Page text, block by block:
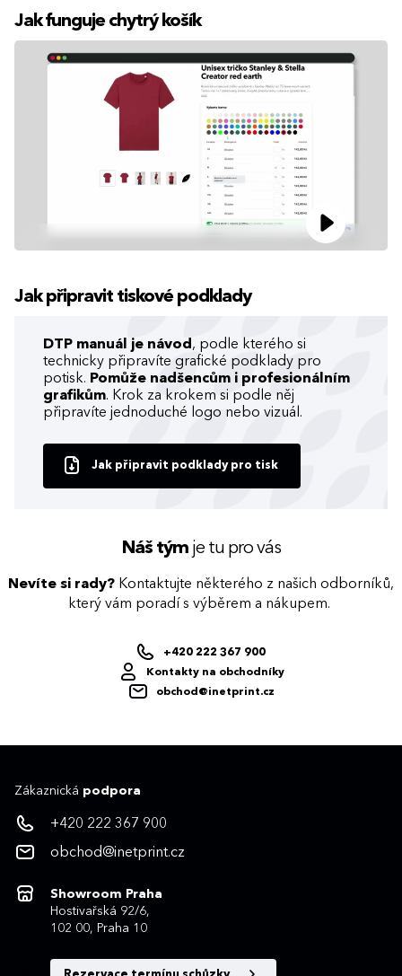
Jak funguje chytrý košík
Jak připravit tiskové podklady
DTP manuál je návod , podle kterého si
technicky připravíte grafické podklady pro
potisk. Pomůže nadšencům i profesionálním
grafikům. Krok za krokem si podle něj
připravíte jednoduché logo nebo vizuál.
Jak připravit podklady pro tisk
Náš týmje tu pro vás
Nevíte si rady? Kontaktujte některého z našich odborníků,
který vám poradí s výběrem a nákupem.
+420 222 367 900
Kontakty na obchodníky
obchod@inetprint.cz
Zákaznická podpora
+420 222 367 900
obchod@inetprint.cz
Showroom Praha
Hostivařská 92/6,
102 00, Praha 10